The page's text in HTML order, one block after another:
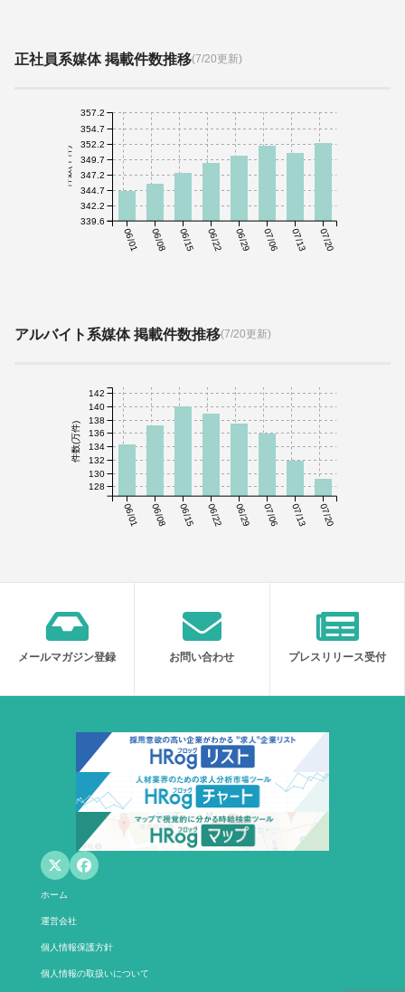
正社員系媒体 掲載件数推移(7/20更新)
06/01 06/08 06/15 06/22 06/29 07/06 07/13 07/20
件数(千件)
339.6
342.2
344.7
347.2
349.7
352.2
354.7
357.2
アルバイト系媒体 掲載件数推移(7/20更新)
06/01 06/08 06/15 06/22 06/29 07/06 07/13 07/20
件数(万件)
128
130
132
134
136
138
140
142
メールマガジン登録 お問い合わせ プレスリリース受付
ホーム
運営会社
個人情報保護方針
個人情報の取扱いについて